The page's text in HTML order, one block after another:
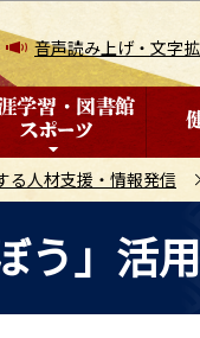
音声読み上げ・文字
る人材支援・情報発信
う」活